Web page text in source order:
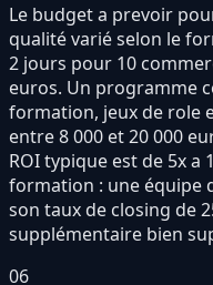
Le budget a prevoir
qualité varié selon le
2 jours pour 10
euros. Un programme
formation, jeux de role
entre 8 000 et 20 000
ROI typique est de 5x a
formation : une équipe
son taux de closing de
supplémentaire bien
06